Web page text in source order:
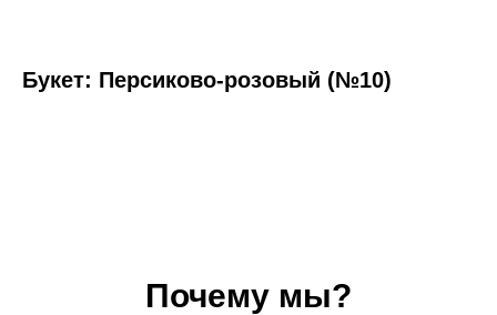
Букет: Персиково-розовый (№10)
Почему мы?